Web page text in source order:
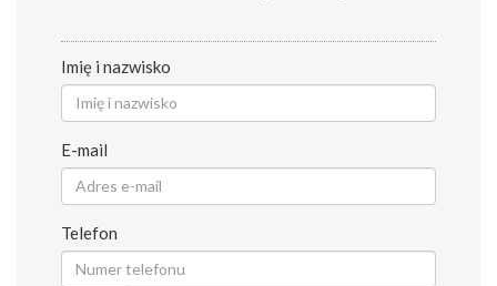
Imię i nazwisko
E-mail
Telefon